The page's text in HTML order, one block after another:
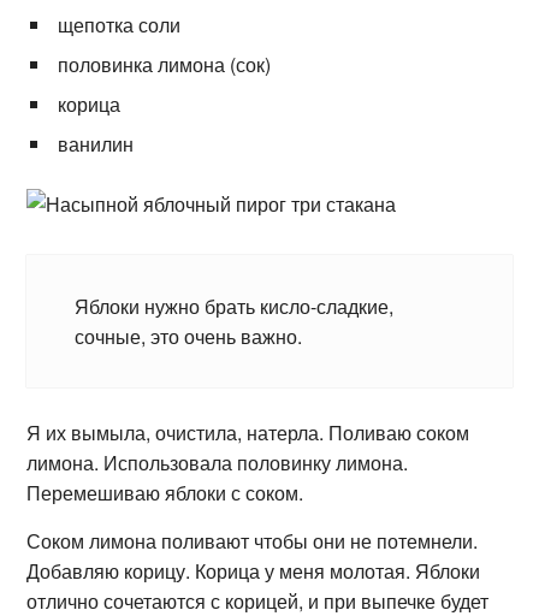
щепотка соли
половинка лимона (сок)
корица
ванилин
Яблоки нужно брать кисло-сладкие,
сочные, это очень важно.
Я их вымыла, очистила, натерла. Поливаю соком
лимона. Использовала половинку лимона.
Перемешиваю яблоки с соком.
Соком лимона поливают чтобы они не потемнели.
Добавляю корицу. Корица у меня молотая. Яблоки
отлично сочетаются с корицей, и при выпечке будет